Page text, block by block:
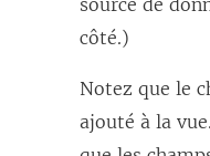
côté.)
Notez que le
ajouté à la